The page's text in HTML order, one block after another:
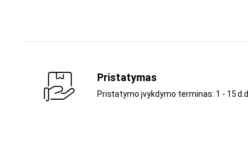
Pristatymas
Pristatymo įvykdymo terminas: 1 - 15 d.d.